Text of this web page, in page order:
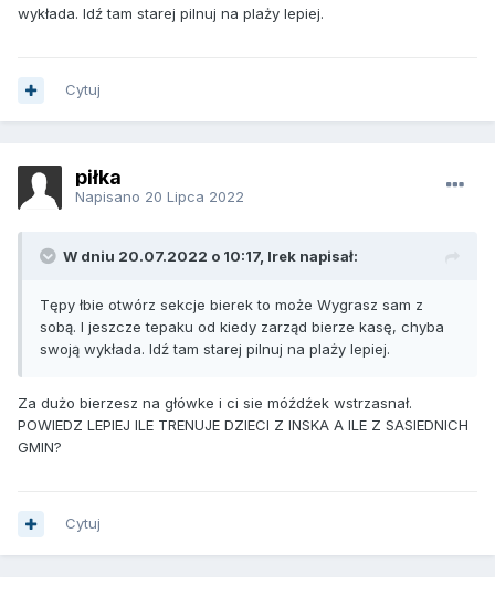
wykłada. Idź tam starej pilnuj na plaży lepiej.
Cytuj
piłka
Napisano 20 Lipca 2022
W dniu 20.07.2022 o 10:17, Irek napisał:
Tępy łbie otwórz sekcje bierek to może Wygrasz sam z
sobą. I jeszcze tepaku od kiedy zarząd bierze kasę, chyba
swoją wykłada. Idź tam starej pilnuj na plaży lepiej.
Za dużo bierzesz na główke i ci sie móźdźek wstrzasnał.
POWIEDZ LEPIEJ ILE TRENUJE DZIECI Z INSKA A ILE Z SASIEDNICH
GMIN?
Cytuj